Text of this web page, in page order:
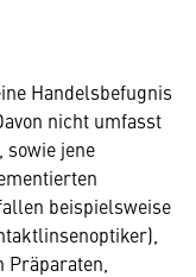
Handelsbefugnis
nicht umfasst
jene
beispielsweise